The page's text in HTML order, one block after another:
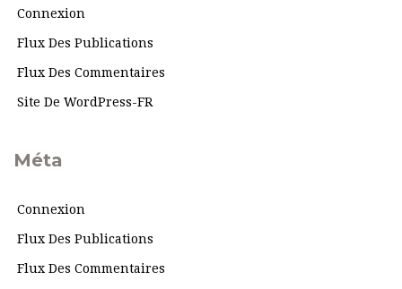
Connexion
Flux Des Publications
Flux Des Commentaires
Site De WordPress-FR
Méta
Connexion
Flux Des Publications
Flux Des Commentaires